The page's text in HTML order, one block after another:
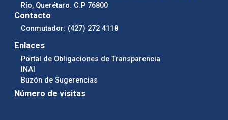
Río, Querétaro. C.P 76800
Contacto
Conmutador: (427) 272 4118
Enlaces
Portal de Obligaciones de Transparencia
INAI
Buzón de Sugerencias
Número de visitas